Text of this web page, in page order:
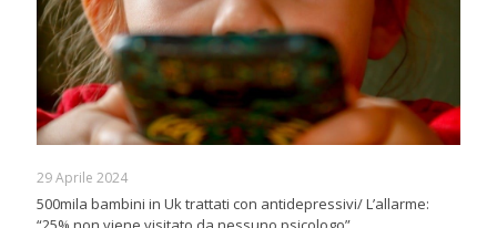
29 Aprile 2024
500mila bambini in Uk trattati con antidepressivi/ L’allarme: